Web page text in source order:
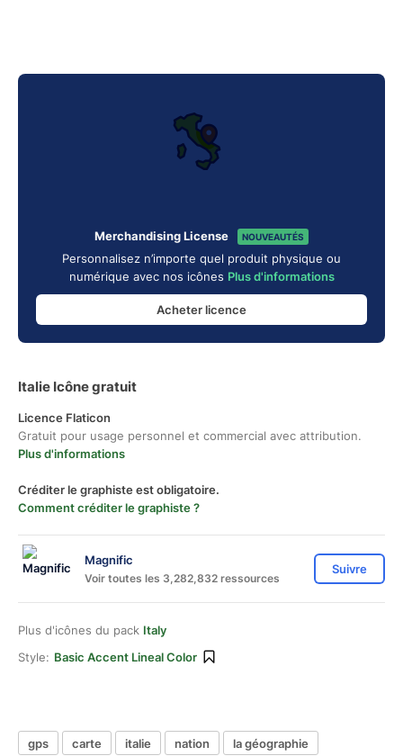
Merchandising License NOUVEAUTÉS
Personnalisez n’importe quel produit physique ou
numérique avec nos icônes Plus d'informations
Acheter licence
Italie Icône gratuit
Licence Flaticon
Gratuit pour usage personnel et commercial avec attribution.
Plus d'informations
Créditer le graphiste est obligatoire.
Comment créditer le graphiste ?
Magnific
Voir toutes les 3,282,832 ressources
Suivre
Plus d'icônes du pack Italy
Style: Basic Accent Lineal Color
gps carte italie nation la géographie